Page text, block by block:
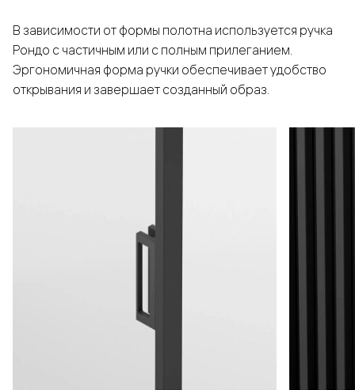
В зависимости от формы полотна используется ручка
Рондо с частичным или с полным прилеганием.
Эргономичная форма ручки обеспечивает удобство
открывания и завершает созданный образ.